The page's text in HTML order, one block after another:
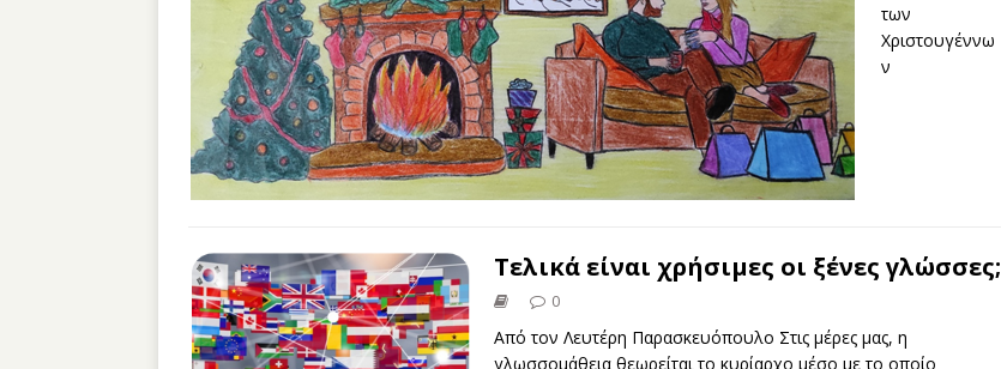
των
Χριστουγέννω
ν
Τελικά είναι χρήσιμες οι ξένες γλώσσες;
0
Από τον Λευτέρη Παρασκευόπουλο Στις μέρες μας, η
γλωσσομάθεια θεωρείται το κυρίαρχο μέσο με το οποίο